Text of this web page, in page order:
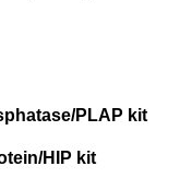
PLAP kit
HIP kit